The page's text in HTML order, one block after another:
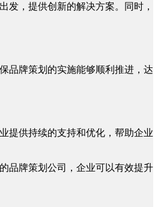
发，提供创新的解决方案。同时，
品牌策划的实施能够顺利推进，达
提供持续的支持和优化，帮助企业
品牌策划公司，企业可以有效提升